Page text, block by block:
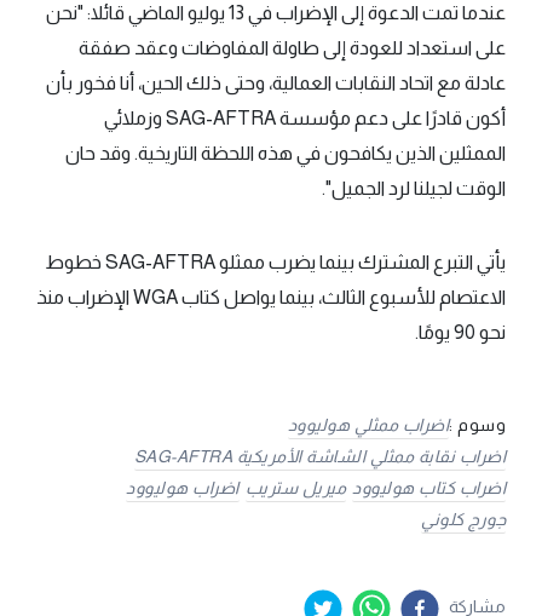
عندما تمت الدعوة إلى الإضراب في 13 يوليو الماضي قائلا: "نحن
على استعداد للعودة إلى طاولة المفاوضات وعقد صفقة
عادلة مع اتحاد النقابات العمالية، وحتى ذلك الحين، أنا فخور بأن
أكون قادرًا على دعم مؤسسة SAG-AFTRA وزملائي
الممثلين الذين يكافحون في هذه اللحظة التاريخية. وقد حان
الوقت لجيلنا لرد الجميل".
يأتي التبرع المشترك بينما يضرب ممثلو SAG-AFTRA خطوط
الاعتصام للأسبوع الثالث، بينما يواصل كتاب WGA الإضراب منذ
نحو 90 يومًا.
وسوم :اضراب ممثلي هوليوود
اضراب نقابة ممثلي الشاشة الأمريكية SAG-AFTRA
اضراب كتاب هوليوود ميريل ستريب اضراب هوليوود
جورج كلوني
مشاركة